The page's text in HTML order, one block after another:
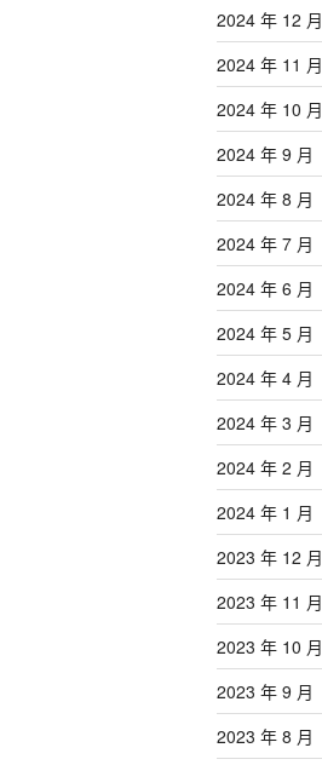
2024 年 12 月
2024 年 11 月
2024 年 10 月
2024 年 9 月
2024 年 8 月
2024 年 7 月
2024 年 6 月
2024 年 5 月
2024 年 4 月
2024 年 3 月
2024 年 2 月
2024 年 1 月
2023 年 12 月
2023 年 11 月
2023 年 10 月
2023 年 9 月
2023 年 8 月